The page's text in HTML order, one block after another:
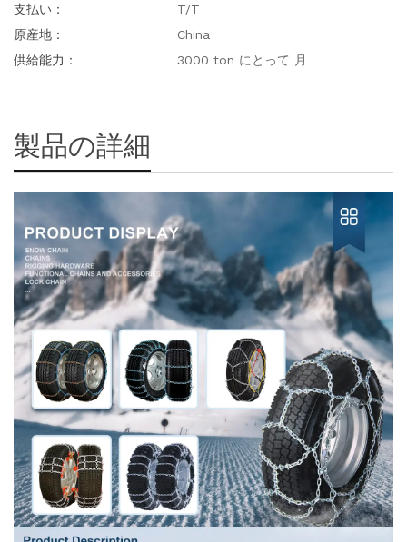
支払い：
T/T
原産地：
China
供給能力：
3000 ton にとって 月
製品の詳細